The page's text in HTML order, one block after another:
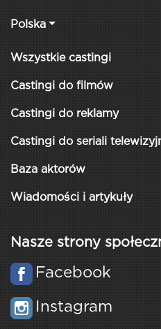
Polska
Wszystkie castingi
Castingi do filmów
Castingi do reklamy
Castingi do seriali
Baza aktorów
Wiadomości i artykuły
Nasze strony
Facebook
Instagram